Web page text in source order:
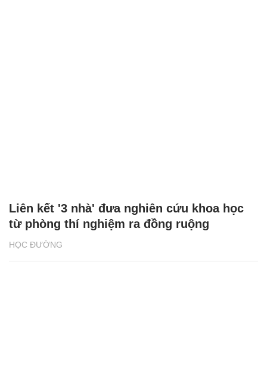
HỌC ĐƯỜNG
Liên kết '3 nhà' đưa nghiên cứu khoa học
từ phòng thí nghiệm ra đồng ruộng